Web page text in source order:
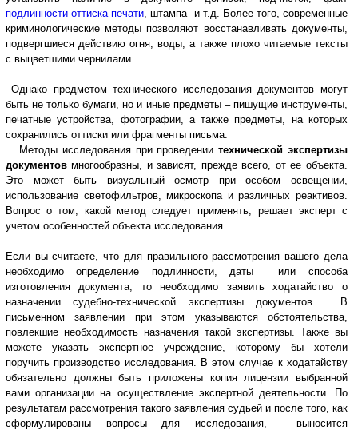
подлинности оттиска печати, штампа и т.д. Более того, современные
криминологические методы позволяют восстанавливать документы,
подвергшиеся действию огня, воды, а также плохо читаемые тексты
с выцветшими чернилами.
Однако предметом технического исследования документов могут
быть не только бумаги, но и иные предметы – пишущие инструменты,
печатные устройства, фотографии, а также предметы, на которых
сохранились оттиски или фрагменты письма.
Методы исследования при проведениитехнической экспертизы
документов многообразны, и зависят, прежде всего, от ее объекта.
Это может быть визуальный осмотр при особом освещении,
использование светофильтров, микроскопа и различных реактивов.
Вопрос о том, какой метод следует применять, решает эксперт с
учетом особенностей объекта исследования.
Если вы считаете, что для правильного рассмотрения вашего дела
необходимо определение подлинности, даты или способа
изготовления документа, то необходимо заявить ходатайство о
назначении судебно-технической экспертизы документов. В
письменном заявлении при этом указываются обстоятельства,
повлекшие необходимость назначения такой экспертизы. Также вы
можете указать экспертное учреждение, которому бы хотели
поручить производство исследования. В этом случае к ходатайству
обязательно должны быть приложены копия лицензии выбранной
вами организации на осуществление экспертной деятельности. По
результатам рассмотрения такого заявления судьей и после того, как
сформулированы вопросы для исследования, выносится